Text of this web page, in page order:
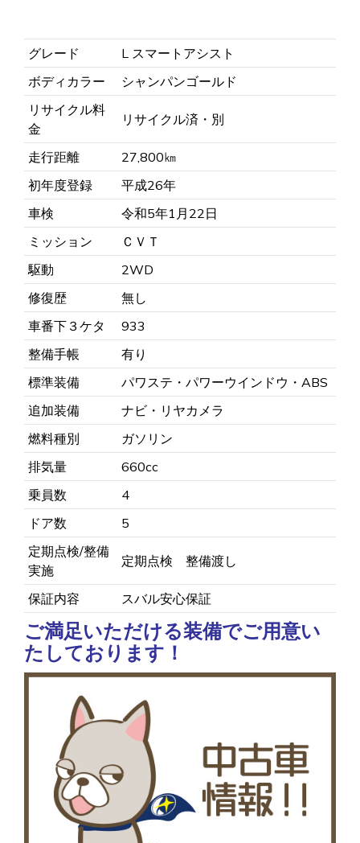
グレード
L スマートアシスト
ボディカラー
シャンパンゴールド
リサイクル料
金
リサイクル済・別
走行距離
27,800㎞
初年度登録
平成26年
車検
令和5年1月22日
ミッション
ＣＶＴ
駆動
2WD
修復歴
無し
車番下３ケタ
933
整備手帳
有り
標準装備
パワステ・パワーウインドウ・ABS
追加装備
ナビ・リヤカメラ
燃料種別
ガソリン
排気量
660cc
乗員数
4
ドア数
5
定期点検/整備
実施
定期点検 整備渡し
保証内容 スバル安心保証
ご満足いただける装備でご用意い
たしております！